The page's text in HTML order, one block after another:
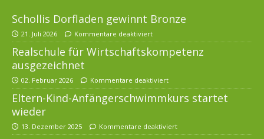
Schollis Dorfladen gewinnt Bronze
21. Juli 2026 Kommentare deaktiviert
Realschule für Wirtschaftskompetenz
ausgezeichnet
02. Februar 2026 Kommentare deaktiviert
Eltern-Kind-Anfängerschwimmkurs startet
wieder
13. Dezember 2025 Kommentare deaktiviert